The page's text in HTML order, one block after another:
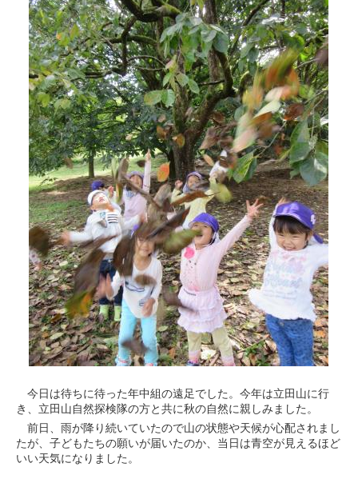
今日は待ちに待った年中組の遠足でした。今年は立田山に行
き、立田山自然探検隊の方と共に秋の自然に親しみました。
前日、雨が降り続いていたので山の状態や天候が心配されまし
たが、子どもたちの願いが届いたのか、当日は青空が見えるほど
いい天気になりました。